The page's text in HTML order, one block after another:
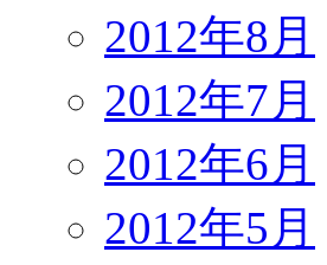
2012年8月
2012年7月
2012年6月
2012年5月